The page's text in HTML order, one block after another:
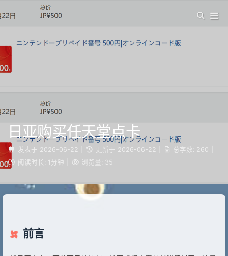
日亚购买任天堂点卡
发表于 2026-06-22 更新于 2026-06-22 总字数: 260
阅读时长: 1分钟 浏览量: 35
前言